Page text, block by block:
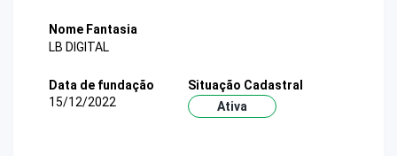
Nome Fantasia
LB DIGITAL
Data de fundação
15/12/2022
Situação Cadastral
Ativa